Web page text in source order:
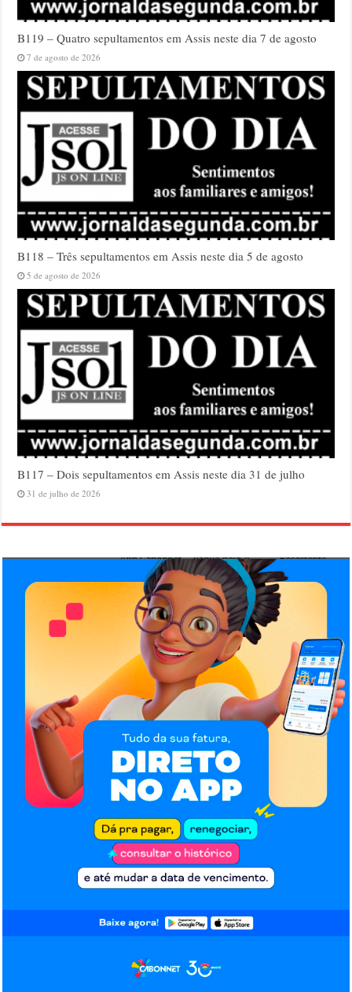
B119 – Quatro sepultamentos em Assis neste dia 7 de agosto
7 de agosto de 2026
B118 – Três sepultamentos em Assis neste dia 5 de agosto
5 de agosto de 2026
B117 – Dois sepultamentos em Assis neste dia 31 de julho
31 de julho de 2026